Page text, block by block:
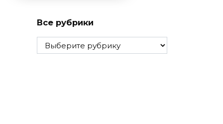
Все рубрики
Все
рубрики